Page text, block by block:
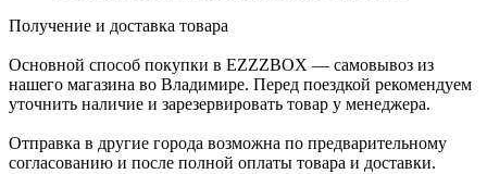
Получение и доставка товара
Основной способ покупки в EZZZBOX — самовывоз из
нашего магазина во Владимире. Перед поездкой рекомендуем
уточнить наличие и зарезервировать товар у менеджера.
Отправка в другие города возможна по предварительному
согласованию и после полной оплаты товара и доставки.